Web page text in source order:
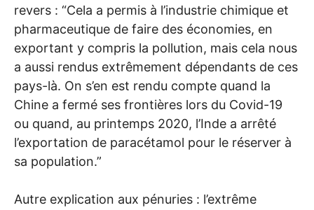
revers : “Cela a permis à l’industrie chimique et
pharmaceutique de faire des économies, en
exportant y compris la pollution, mais cela nous
a aussi rendus extrêmement dépendants de ces
pays-là. On s’en est rendu compte quand la
Chine a fermé ses frontières lors du Covid-19
ou quand, au printemps 2020, l’Inde a arrêté
l’exportation de paracétamol pour le réserver à
sa population.”
Autre explication aux pénuries : l’extrême